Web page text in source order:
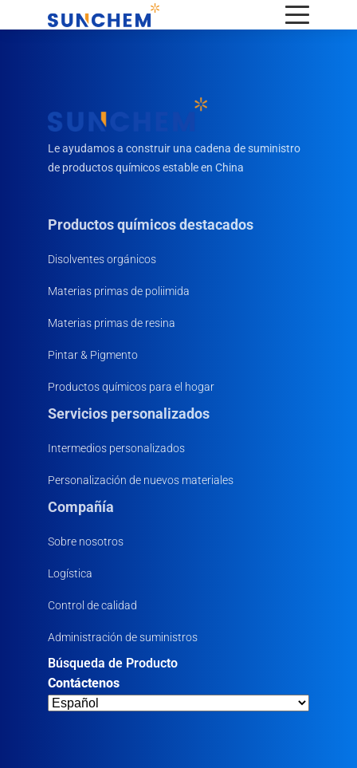
Le ayudamos a construir una cadena de suministro
de productos químicos estable en China
Productos químicos destacados
Disolventes orgánicos
Materias primas de poliimida
Materias primas de resina
Pintar & Pigmento
Productos químicos para el hogar
Servicios personalizados
Intermedios personalizados
Personalización de nuevos materiales
Compañía
Sobre nosotros
Logística
Control de calidad
Administración de suministros
Búsqueda de Producto
Contáctenos